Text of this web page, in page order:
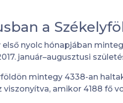
a
nyolc hónapjában
január–augusztusi
mintegy 4338-an
amikor 4188 fő